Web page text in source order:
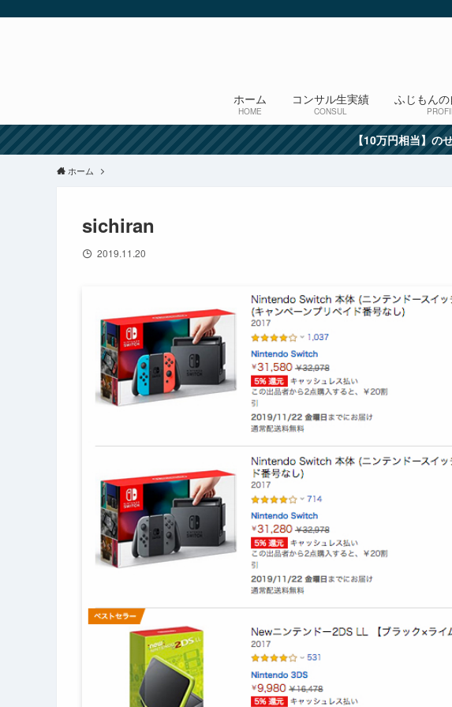
ホーム
HOME
コンサル生実績
CONSUL
ふじもん
【10万円相当】の
ホーム
sichiran
2019.11.20